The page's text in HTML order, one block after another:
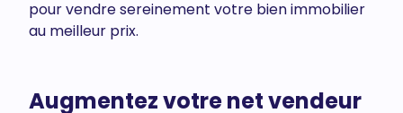
pour vendre sereinement votre bien immobilier
au meilleur prix.
Augmentez votre net vendeur